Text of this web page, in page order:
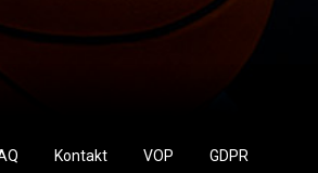
Kontakt VOP GDPR